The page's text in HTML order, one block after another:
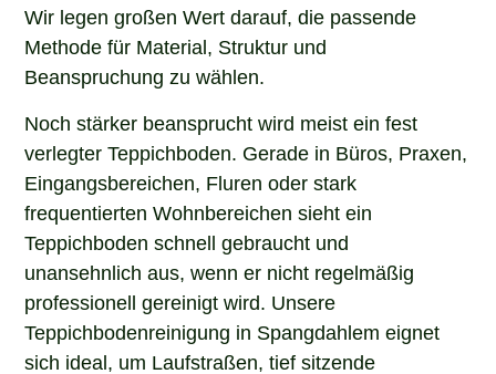
Wir legen großen Wert darauf, die passende
Methode für Material, Struktur und
Beanspruchung zu wählen.
Noch stärker beansprucht wird meist ein fest
verlegter Teppichboden. Gerade in Büros, Praxen,
Eingangsbereichen, Fluren oder stark
frequentierten Wohnbereichen sieht ein
Teppichboden schnell gebraucht und
unansehnlich aus, wenn er nicht regelmäßig
professionell gereinigt wird. Unsere
Teppichbodenreinigung in Spangdahlem eignet
sich ideal, um Laufstraßen, tief sitzende